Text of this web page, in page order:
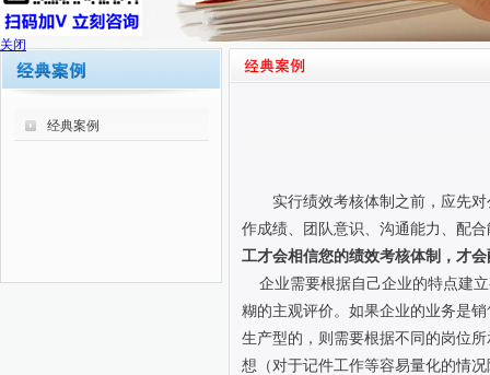
经典案例
实行绩效考核体制之前，应先
作成绩、团队意识、沟通能力、配
工才会相信您的绩效考核体制，才
企业需要根据自己企业的特点建
糊的主观评价。如果企业的业务是
生产型的，则需要根据不同的岗位
想（对于记件工作等容易量化的情
关闭